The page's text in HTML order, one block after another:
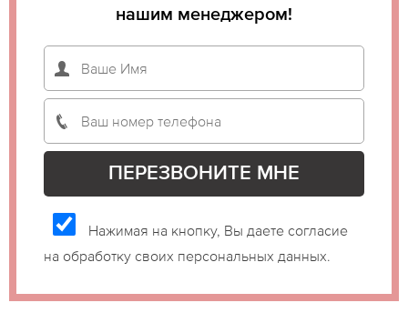
нашим менеджером!
Нажимая на кнопку, Вы даете согласие
на обработку своих персональных данных.